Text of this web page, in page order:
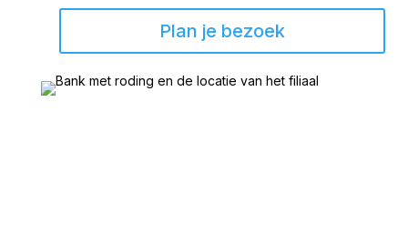
Plan je bezoek